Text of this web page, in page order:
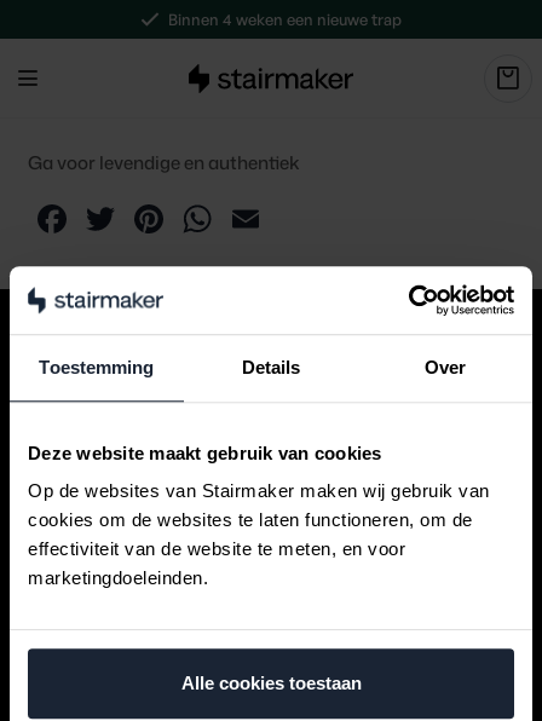
Toestemming Details Over
Deze website maakt gebruik van cookies
Op de websites van Stairmaker maken wij gebruik van
cookies om de websites te laten functioneren, om de
effectiviteit van de website te meten, en voor
marketingdoeleinden.
Alle cookies toestaan
Binnen 4 weken een nieuwe trap
Ga voor levendige en authentiek
Facebook
Twitter
Pinterest
WhatsApp
info@stairmaker.com
Decoren
Klantenservice